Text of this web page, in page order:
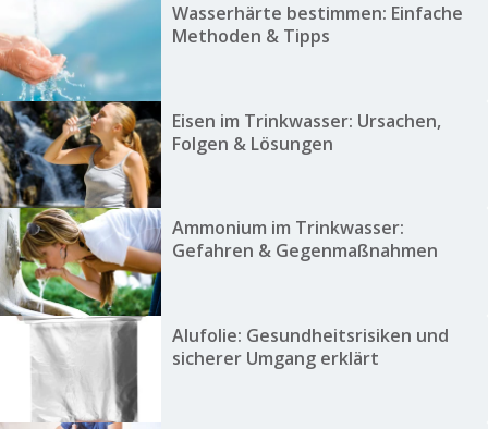
Wasserhärte bestimmen: Einfache
Methoden & Tipps
Eisen im Trinkwasser: Ursachen,
Folgen & Lösungen
Ammonium im Trinkwasser:
Gefahren & Gegenmaßnahmen
Alufolie: Gesundheitsrisiken und
sicherer Umgang erklärt